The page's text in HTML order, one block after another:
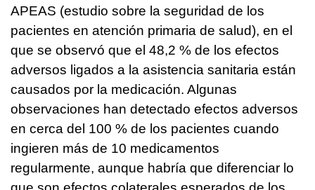
APEAS (estudio sobre la seguridad de los
pacientes en atención primaria de salud), en el
que se observó que el 48,2 % de los efectos
adversos ligados a la asistencia sanitaria están
causados por la medicación. Algunas
observaciones han detectado efectos adversos
en cerca del 100 % de los pacientes cuando
ingieren más de 10 medicamentos
regularmente, aunque habría que diferenciar lo